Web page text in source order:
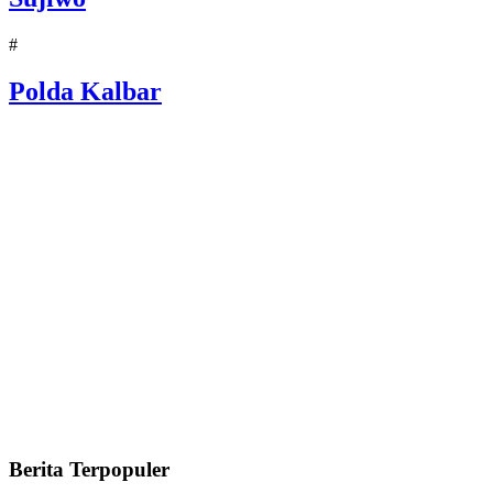
#
Polda Kalbar
Berita Terpopuler